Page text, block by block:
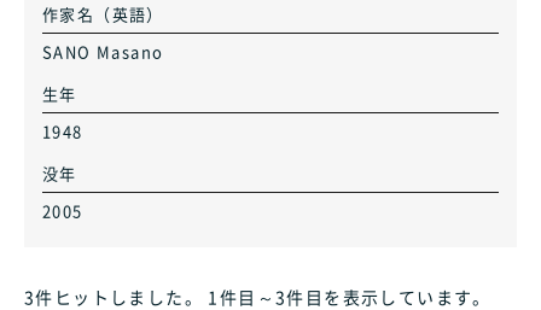
作家名（英語）
SANO Masano
生年
1948
没年
2005
3件ヒット しました。 1件目～3件目 を表示しています。